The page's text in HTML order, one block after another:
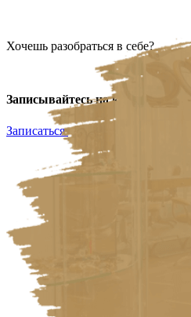
Хочешь разобраться в себе?
Записывайтесь на консультацию!
Записаться